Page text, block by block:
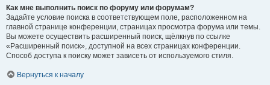
Как мне выполнить поиск по форуму или форумам?
Задайте условие поиска в соответствующем поле, расположенном на
главной странице конференции, страницах просмотра форума или темы.
Вы можете осуществить расширенный поиск, щёлкнув по ссылке
«Расширенный поиск», доступной на всех страницах конференции.
Способ доступа к поиску может зависеть от используемого стиля.
Вернуться к началу